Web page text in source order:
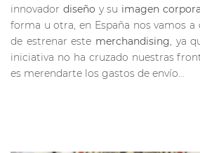
innovador diseño y su imagen
forma u otra, en España nos vamos a
de estrenar este merchandising, ya
iniciativa no ha cruzado nuestras
es merendarte los gastos de envío…